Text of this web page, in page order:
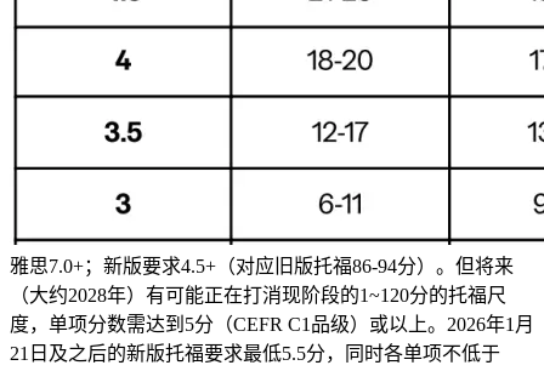
雅思7.0+；新版要求4.5+（对应旧版托福86-94分）。但将来
（大约2028年）有可能正在打消现阶段的1~120分的托福尺
度，单项分数需达到5分（CEFR C1品级）或以上。2026年1月
21日及之后的新版托福要求最低5.5分，同时各单项不低于